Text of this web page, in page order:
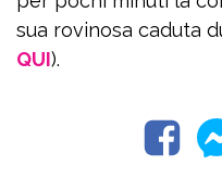
sua rovinosa caduta
QUI).